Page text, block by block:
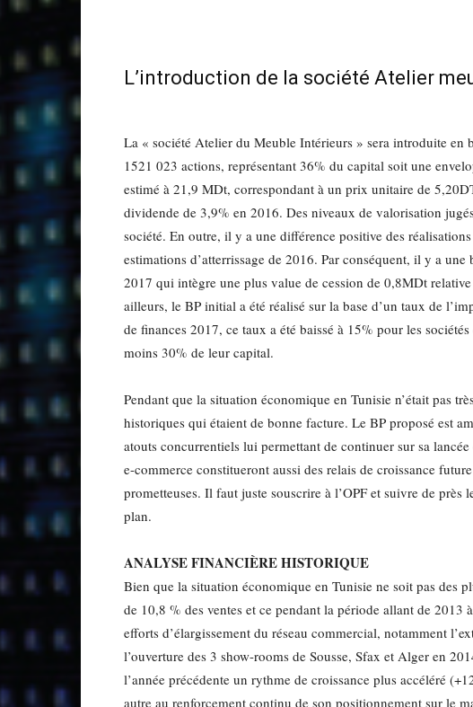
L’introduction de la société Atelier
La « société Atelier du Meuble Intérieurs » sera introduite en
1521 023 actions, représentant 36% du capital soit une
estimé à 21,9 MDt, correspondant à un prix unitaire de
dividende de 3,9% en 2016. Des niveaux de valorisation
société. En outre, il y a une différence positive des
estimations d’atterrissage de 2016. Par conséquent, il y a
2017 qui intègre une plus value de cession de 0,8MDt
ailleurs, le BP initial a été réalisé sur la base d’un taux de
de finances 2017, ce taux a été baissé à 15% pour les
moins 30% de leur capital.
Pendant que la situation économique en Tunisie n’était pas
historiques qui étaient de bonne facture. Le BP proposé est
atouts concurrentiels lui permettant de continuer sur sa
e-commerce constitueront aussi des relais de croissance
prometteuses. Il faut juste souscrire à l’OPF et suivre de
plan.
ANALYSE FINANCIÈRE HISTORIQUE
Bien que la situation économique en Tunisie ne soit pas des
de 10,8 % des ventes et ce pendant la période allant de 2013
efforts d’élargissement du réseau commercial, notamment
l’ouverture des 3 show-rooms de Sousse, Sfax et Alger en
l’année précédente un rythme de croissance plus accéléré
autre au renforcement continu de son positionnement sur le